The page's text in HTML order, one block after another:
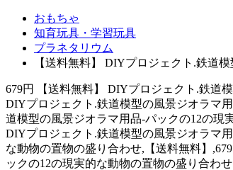
おもちゃ
知育玩具・学習玩具
プラネタリウム
【送料無料】 DIYプロジェクト.鉄道
679円 【送料無料】 DIYプロジェクト.鉄道
DIYプロジェクト.鉄道模型の風景ジオラマ
道模型の風景ジオラマ用品-パックの12の現
DIYプロジェクト.鉄道模型の風景ジオラマ
な動物の置物の盛り合わせ,【送料無料】
ックの12の現実的な動物の置物の盛り合わせ